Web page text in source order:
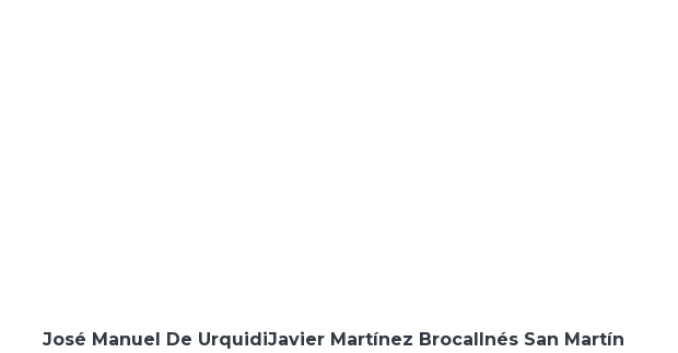
José Manuel De UrquidiJavier Martínez BrocalInés San Martín